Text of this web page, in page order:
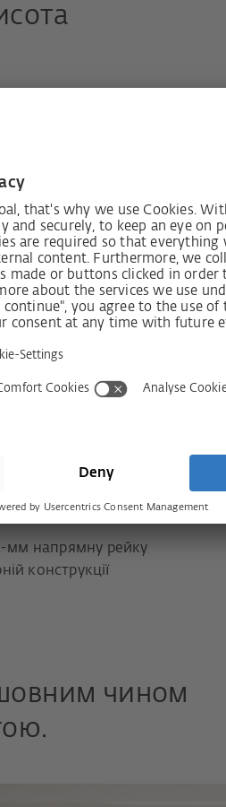
дерева, а також
мм напрямну рейку
конструкції
чином